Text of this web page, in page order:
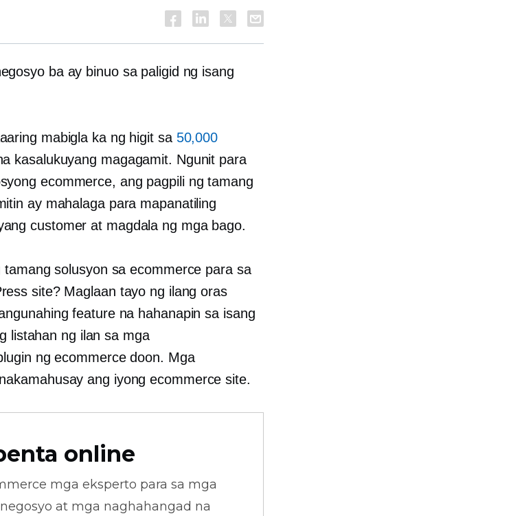
ba ay binuo sa paligid ng isang
mabigla ka ng higit sa 50,000
kasalukuyang magagamit. Ngunit para
ecommerce, ang pagpili ng tamang
ay mahalaga para mapanatiling
customer at magdala ng mga bago.
solusyon sa ecommerce para sa
site? Maglaan tayo ng ilang oras
feature na hahanapin sa isang
listahan ng ilan sa mga
ng ecommerce doon. Mga
ang iyong ecommerce site.
online
mga eksperto para sa mga
at mga naghahangad na